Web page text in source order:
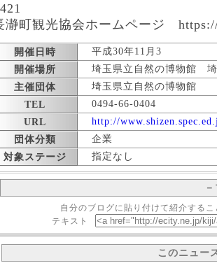
瀞町観光協会ホームページ
開催日時
平成30年11月3
開催場所
埼玉県立自然の博物館
主催団体
埼玉県立自然の博物館
TEL
0494-66-0404
URL
http://
団体分類
企業
対象ステージ
指定なし
自分のブログに貼り付けて紹介する
テキスト
このニュー